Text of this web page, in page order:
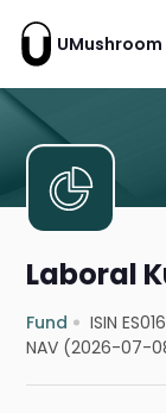
UMushroom
Laboral
Fund ISIN
NAV (2026-07-